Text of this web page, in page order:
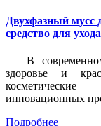
Двухфазный мусс
средство для
В
здоровье и
инновационных
Подробнее